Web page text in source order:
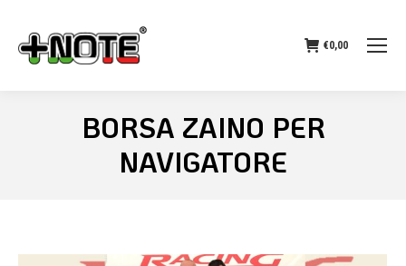
€0,00
BORSA ZAINO PER
NAVIGATORE